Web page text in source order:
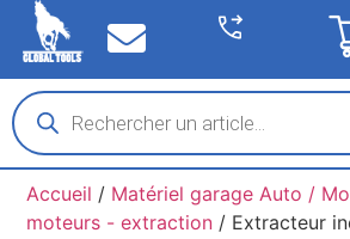
Accueil / Matériel garage Auto /
moteurs - extraction / Extracteur